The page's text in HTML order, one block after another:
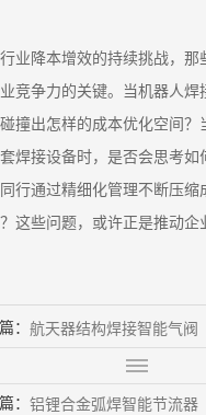
业降本增效的持续挑战，那
竞争力的关键。当机器人焊
撞出怎样的成本优化空间？
焊接设备时，是否会思考如
行通过精细化管理不断压
这些问题，或许正是推动企
： 航天器结构焊接智能气阀
： 铝锂合金弧焊智能节流器